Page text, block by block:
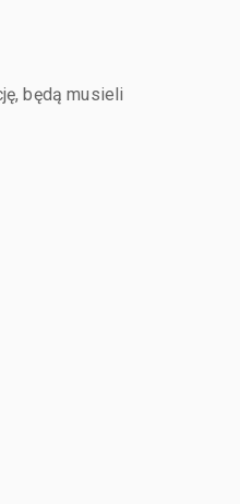
będą musieli